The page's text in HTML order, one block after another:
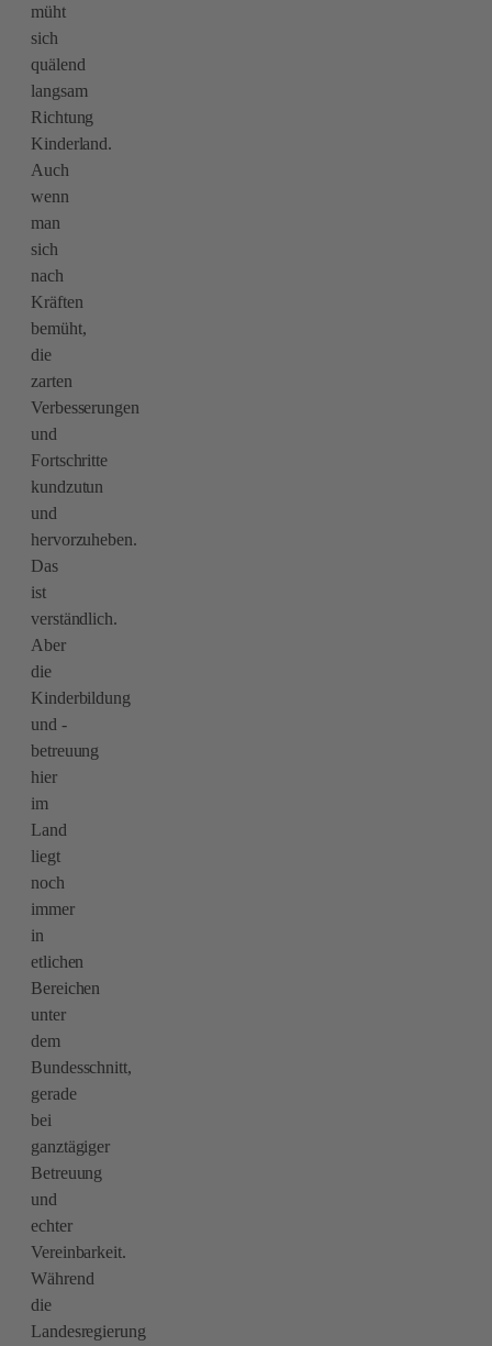
müht
sich
quälend
langsam
Richtung
Kinderland.
Auch
wenn
man
sich
nach
Kräften
bemüht,
die
zarten
Verbesserungen
und
Fortschritte
kundzutun
und
hervorzuheben.
Das
ist
verständlich.
Aber
die
Kinderbildung
und -
betreuung
hier
im
Land
liegt
noch
immer
in
etlichen
Bereichen
unter
dem
Bundesschnitt,
gerade
bei
ganztägiger
Betreuung
und
echter
Vereinbarkeit.
Während
die
Landesregierung